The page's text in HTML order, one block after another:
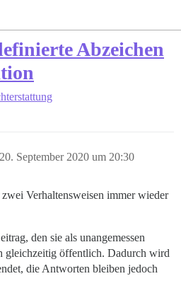
Abzeichen
20. September 2020 um 20:30
Verhaltensweisen immer wieder
den sie als unangemessen
gleichzeitig öffentlich. Dadurch wird
die Antworten bleiben jedoch